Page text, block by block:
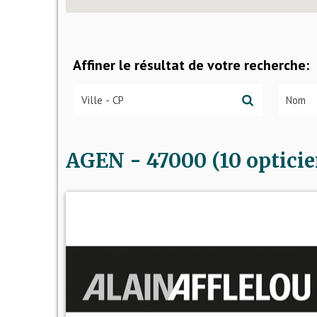
Affiner le résultat de votre recherche:
AGEN - 47000 (10